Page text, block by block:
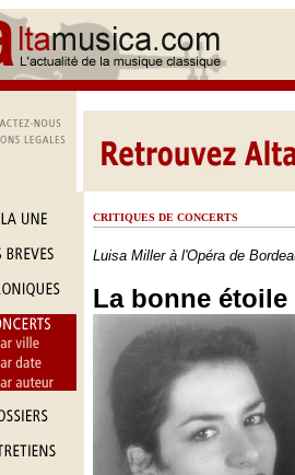
CRITIQUES DE CONCERTS
Luisa Miller à l'Opéra de
La bonne